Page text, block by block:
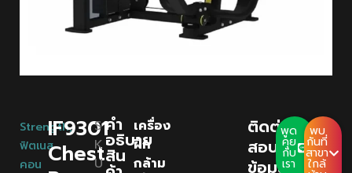
Strength,
ฟิตเนส
คอน
IF9301
Chest
S
K
U
คํา
อธิบาย
สิน
เครื่อง
ฝึก
กล้าม
ติดต่อ
สอบถาม
ข้อมูล
พูด
คุย
กับ
เรา
พบ
กันที่
สาขา
ใกล้